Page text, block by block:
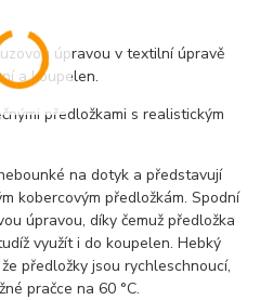
úpravou v textilní úpravě
a koupelen.
předložkami s realistickým
na dotyk a představují
kobercovým předložkám. Spodní
úpravou, díky čemuž předložka
využít i do koupelen. Hebký
předložky jsou rychleschnoucí,
pračce na 60 °C.